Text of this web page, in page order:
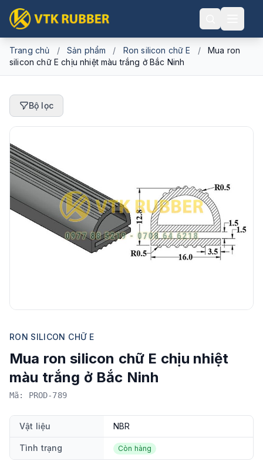
Trang chủ / Sản phẩm / Ron silicon chữ E /
Mua ron
silicon chữ E chịu nhiệt màu trắng ở Bắc Ninh
Bộ lọc
RON SILICON CHỮ E
Mua ron silicon chữ E chịu nhiệt
màu trắng ở Bắc Ninh
Mã: PROD-789
Vật liệu NBR
Tình trạng Còn hàng